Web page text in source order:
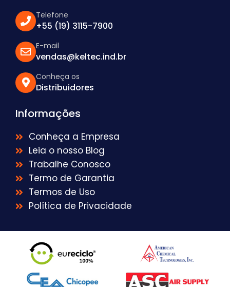
Telefone
+55 (19) 3115-7900
E-mail
vendas@keltec.ind.br
Conheça os
Distribuidores
Informações
Conheça a Empresa
Leia o nosso Blog
Trabalhe Conosco
Termo de Garantia
Termos de Uso
Política de Privacidade